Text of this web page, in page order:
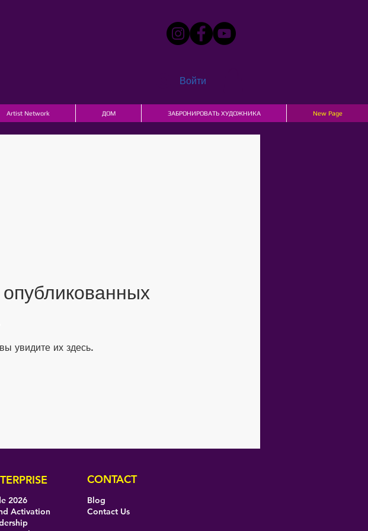
Войти
Artist Network ДОМ ЗАБРОНИРОВАТЬ ХУДОЖНИКА New Page
увидите их здесь.
2026
Activation
CONTACT
Blog
Contact Us